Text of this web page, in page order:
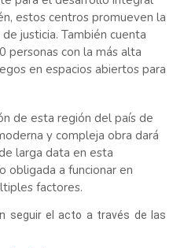
estos centros promueven la
justicia. También cuenta
personas con la más alta
en espacios abiertos para
de esta región del país de
y compleja obra dará
larga data en esta
obligada a funcionar en
factores.
seguir el acto a través de las